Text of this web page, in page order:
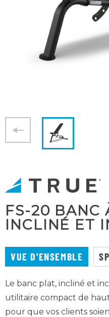
FS-20 BANC
INCLINÉ ET
VUE D'ENSEMBLE
Le banc plat, incliné et
utilitaire compact de
pour que vos clients